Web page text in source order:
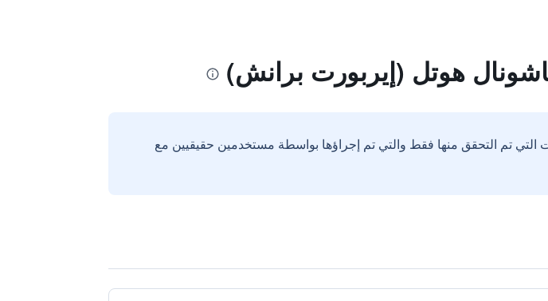
هوتل (إيربورت برانش)
تم التحقق منها فقط والتي تم إجراؤها بواسطة مستخدمين حقيقيين مع